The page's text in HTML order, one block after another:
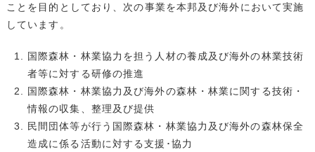
ことを目的としており、次の事業を本邦及び海外において実施
しています。
国際森林・林業協力を担う人材の養成及び海外の林業技術
者等に対する研修の推進
国際森林・林業協力及び海外の森林・林業に関する技術・
情報の収集、整理及び提供
民間団体等が行う国際森林・林業協力及び海外の森林保全
造成に係る活動に対する支援･協力